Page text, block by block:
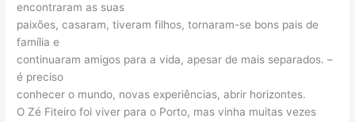
encontraram as suas
paixões, casaram, tiveram filhos, tornaram-se bons pais de
família e
continuaram amigos para a vida, apesar de mais separados. –
é preciso
conhecer o mundo, novas experiências, abrir horizontes.
O Zé Fiteiro foi viver para o Porto, mas vinha muitas vezes